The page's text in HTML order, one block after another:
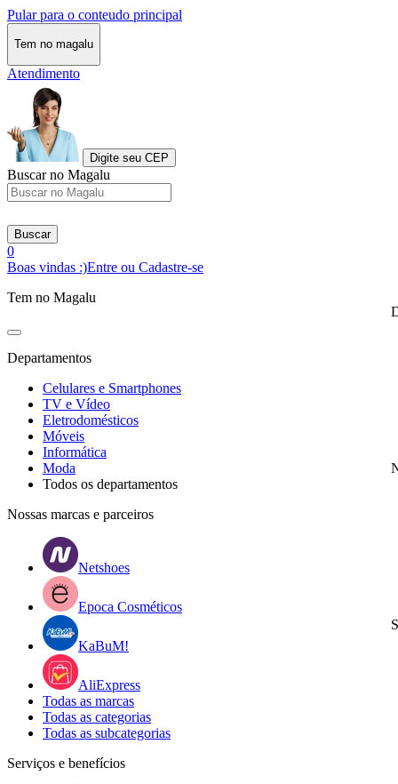
Pular para o conteudo principal
Tem no magalu
Atendimento
Digite seu CEP
Buscar no Magalu
Buscar
0
Boas vindas :)Entre ou Cadastre-se
Tem no Magalu
Departamentos
Celulares e Smartphones
TV e Vídeo
Eletrodomésticos
Móveis
Informática
Moda
Todos os departamentos
Nossas marcas e parceiros
Netshoes
Epoca Cosméticos
KaBuM!
AliExpress
Todas as marcas
Todas as categorias
Todas as subcategorias
Serviços e benefícios